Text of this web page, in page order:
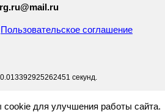
Пользовательское соглашение
секунд.
для улучшения работы сайта.